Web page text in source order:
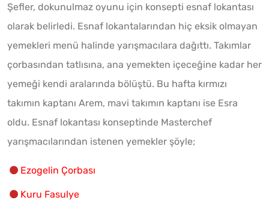
Şefler, dokunulmaz oyunu için konsepti esnaf lokantası
olarak belirledi. Esnaf lokantalarından hiç eksik olmayan
yemekleri menü halinde yarışmacılara dağıttı. Takımlar
çorbasından tatlısına, ana yemekten içeceğine kadar her
yemeği kendi aralarında bölüştü. Bu hafta kırmızı
takımın kaptanı Arem, mavi takımın kaptanı ise Esra
oldu. Esnaf lokantası konseptinde Masterchef
yarışmacılarından istenen yemekler şöyle;
Ezogelin Çorbası
Kuru Fasulye